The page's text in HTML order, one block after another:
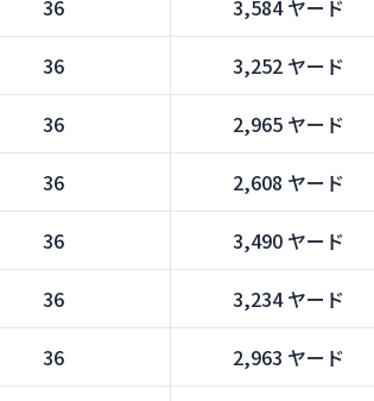
36 3,584 ヤード
36 3,252 ヤード
36 2,965 ヤード
36 2,608 ヤード
36 3,490 ヤード
36 3,234 ヤード
36 2,963 ヤード